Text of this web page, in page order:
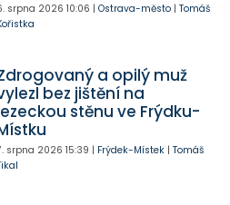
srpna 2026 10:06 | Ostrava-město| Tomáš
a opilý muž
bez jištění na
stěnu ve Frýdku-
srpna 2026 15:39 | Frýdek-Místek| Tomáš